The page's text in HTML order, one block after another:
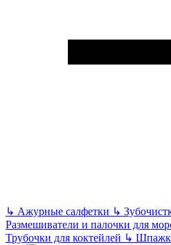
↳ Ажурные салфетки ↳
Размешиватели и палочки для
Трубочки для коктейлей ↳